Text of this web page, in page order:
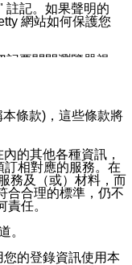
註記。如果聲明的
網站如何保護您
記要關閉瀏覽器視
功能連結，隨時
條款)，這些條款將
的其他各種資訊，
相對應的服務。在
務及（或）材料，而
合合理的標準，仍不
任。
。
的登錄資訊使用本